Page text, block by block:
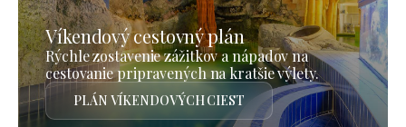
Víkendový cestovný plán
Rýchle zostavenie zážitkov a nápadov na
cestovanie pripravených na kratšie výlety.
PLÁN VÍKENDOVÝCH CIEST